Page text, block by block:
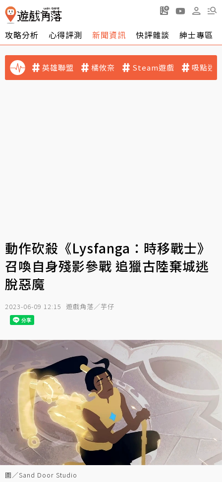
攻略分析 心得評測 新聞資訊 快評雜談 紳士專區
英雄聯盟 橘攸奈 Steam遊戲 吸點迷
動作砍殺《Lysfanga：時移戰士》
召喚自身殘影參戰 追獵古陸棄城逃
脫惡魔
2023-06-09 12:15 遊戲角落／芋仔
圖／Sand Door Studio